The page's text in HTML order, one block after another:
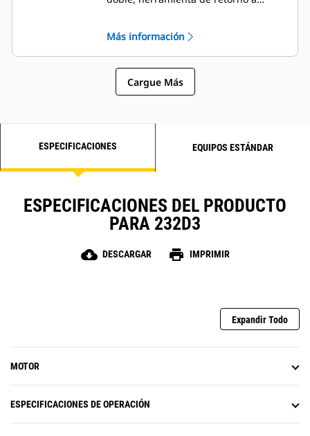
Más información
Cargue Más
ESPECIFICACIONES EQUIPOS ESTÁNDAR
ESPECIFICACIONES DEL PRODUCTO
PARA 232D3
cloud_download DESCARGAR print IMPRIMIR
Expandir Todo
MOTOR
ESPECIFICACIONES DE OPERACIÓN